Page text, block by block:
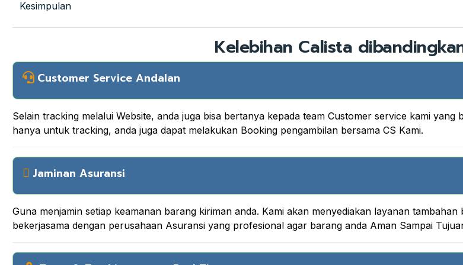
Kesimpulan
Kelebihan Calista
Customer Service Andalan
Selain tracking melalui Website, anda juga bisa bertanya kepada team Customer service kami
hanya untuk tracking, anda juga dapat melakukan Booking pengambilan bersama CS Kami.
Jaminan Asuransi
Guna menjamin setiap keamanan barang kiriman anda. Kami akan menyediakan layanan
bekerjasama dengan perusahaan Asuransi yang profesional agar barang anda Aman Sampai